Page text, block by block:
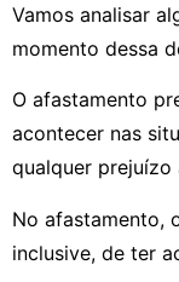
Vamos analisar
momento dessa
O afastamento
acontecer nas
qualquer prejuízo
No afastamento,
inclusive, de ter